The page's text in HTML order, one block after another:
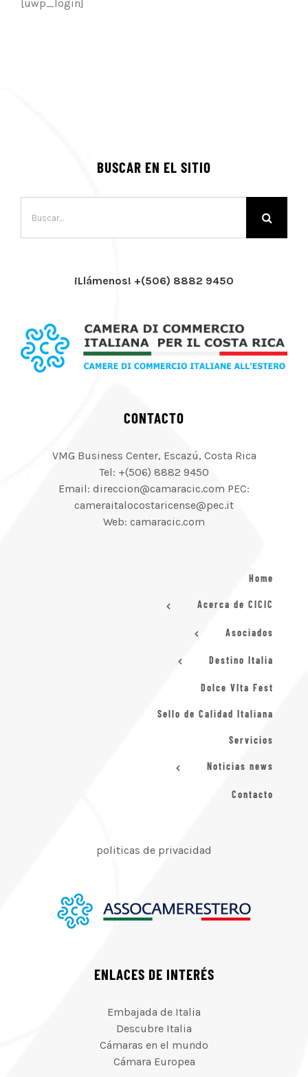
[uwp_login]
BUSCAR EN EL SITIO
¡Llámenos! +(506) 8882 9450
CONTACTO
VMG Business Center, Escazú, Costa Rica
Tel: +(506) 8882 9450
Email: direccion@camaracic.com PEC:
cameraitalocostaricense@pec.it
Web: camaracic.com
Home
Acerca de CICIC
Asociados
Destino Italia
Dolce VIta Fest
Sello de Calidad Italiana
Servicios
Noticias news
Contacto
politicas de privacidad
ENLACES DE INTERÉS
Embajada de Italia
Descubre Italia
Cámaras en el mundo
Cámara Europea